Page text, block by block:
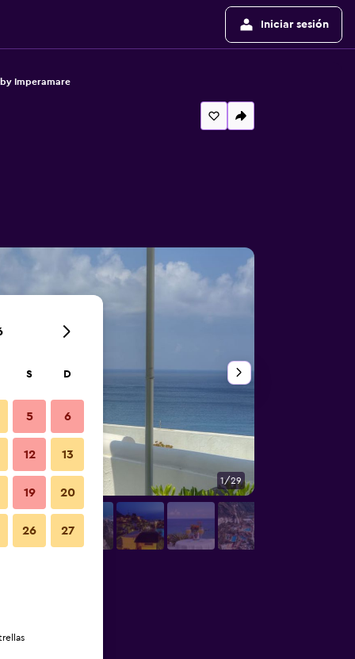
Iniciar sesión
Imperamare
1/29
S D
5 6
12 13
19 20
26 27